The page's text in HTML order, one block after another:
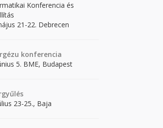
Konferencia és
21-22. Debrecen
konferencia
5. BME, Budapest
23-25., Baja